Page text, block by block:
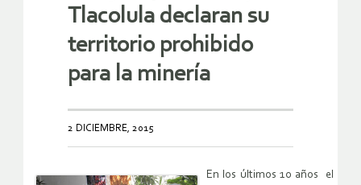
Tlacolula declaran su
territorio prohibido
para la minería
2 DICIEMBRE, 2015
En los últimos 10 años el